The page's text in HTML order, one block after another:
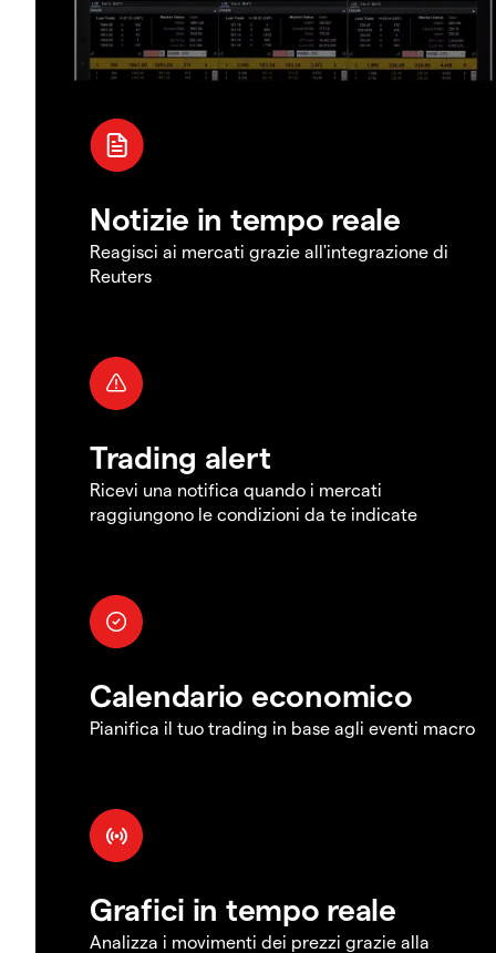
Notizie in tempo reale
Reagisci ai mercati grazie all'integrazione di
Reuters
Trading alert
Ricevi una notifica quando i mercati
raggiungono le condizioni da te indicate
Calendario economico
Pianifica il tuo trading in base agli eventi macro
Grafici in tempo reale
Analizza i movimenti dei prezzi grazie alla